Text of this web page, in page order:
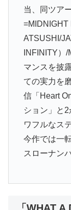
当、同ツア
=MIDNIGHT
ATSUSHI/
INFINITY）
マンスを披
ての実力を
信「Heart
ション」と
ワフルなス
今作では一
スローナン